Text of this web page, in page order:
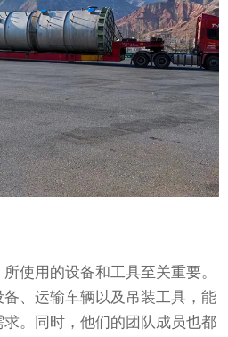
用的设备和工具至关重要。
、运输车辆以及吊装工具，能
。同时，他们的团队成员也都